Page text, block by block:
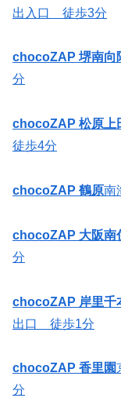
出入口 徒歩3分
chocoZAP 堺南向
分
chocoZAP 松原上
徒歩4分
chocoZAP 鶴原南
chocoZAP 大阪南
分
chocoZAP 岸里千
出口 徒歩1分
chocoZAP 香里園
分